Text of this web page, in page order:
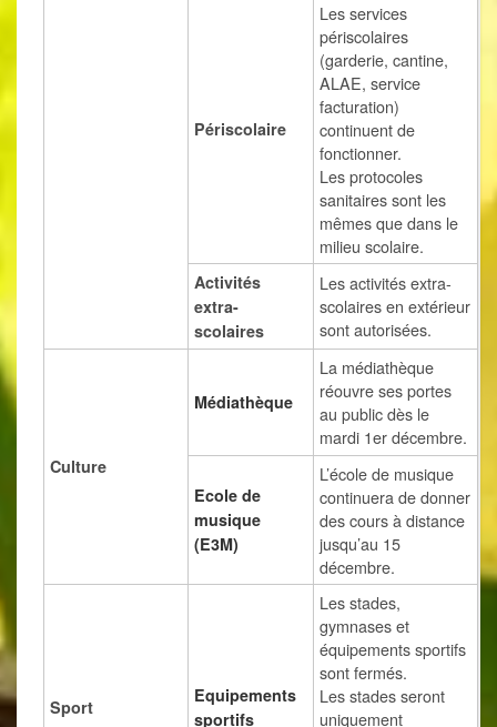
Périscolaire
Les services
périscolaires
(garderie, cantine,
ALAE, service
facturation)
continuent de
fonctionner.
Les protocoles
sanitaires sont les
mêmes que dans le
milieu scolaire.
Activités
extra-
scolaires
Les activités extra-
scolaires en extérieur
sont autorisées.
Culture
Médiathèque
La médiathèque
réouvre ses portes
au public dès le
mardi 1er décembre.
Ecole de
musique
(E3M)
L’école de musique
continuera de donner
des cours à distance
jusqu’au 15
décembre.
Sport
Equipements
sportifs
Les stades,
gymnases et
équipements sportifs
sont fermés.
Les stades seront
uniquement